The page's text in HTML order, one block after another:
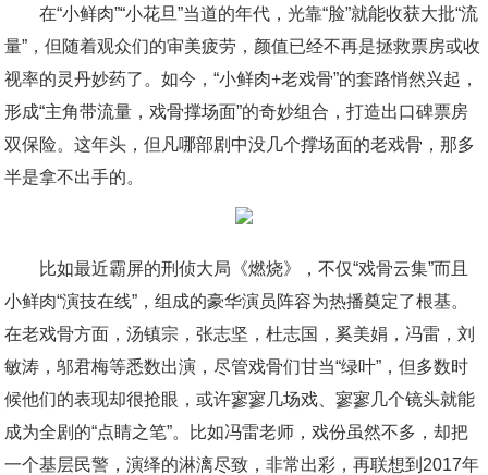
在“小鲜肉”“小花旦”当道的年代，光靠“脸”就能收获大批“流
量”，但随着观众们的审美疲劳，颜值已经不再是拯救票房或收
视率的灵丹妙药了。如今，“小鲜肉+老戏骨”的套路悄然兴起，
形成“主角带流量，戏骨撑场面”的奇妙组合，打造出口碑票房
双保险。这年头，但凡哪部剧中没几个撑场面的老戏骨，那多
半是拿不出手的。
比如最近霸屏的刑侦大局《燃烧》，不仅“戏骨云集”而且
小鲜肉“演技在线”，组成的豪华演员阵容为热播奠定了根基。
在老戏骨方面，汤镇宗，张志坚，杜志国，奚美娟，冯雷，刘
敏涛，邬君梅等悉数出演，尽管戏骨们甘当“绿叶”，但多数时
候他们的表现却很抢眼，或许寥寥几场戏、寥寥几个镜头就能
成为全剧的“点睛之笔”。比如冯雷老师，戏份虽然不多，却把
一个基层民警，演绎的淋漓尽致，非常出彩，再联想到2017年